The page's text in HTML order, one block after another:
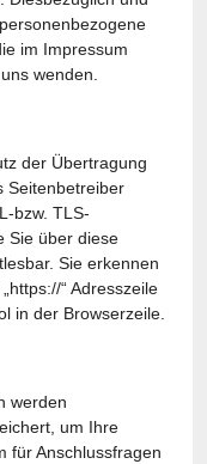
im Impressum
wenden.
der Übertragung
Seitenbetreiber
bzw. TLS-
Sie über diese
Sie erkennen
“ Adresszeile
in der Browserzeile.
werden
um Ihre
für Anschlussfragen